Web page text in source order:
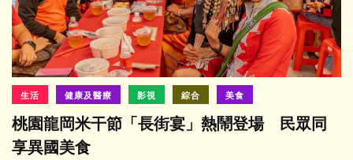
生活 健康及醫療 影視 綜合 美食
桃園龍岡米干節「長街宴」熱鬧登場 民眾同
享異國美食